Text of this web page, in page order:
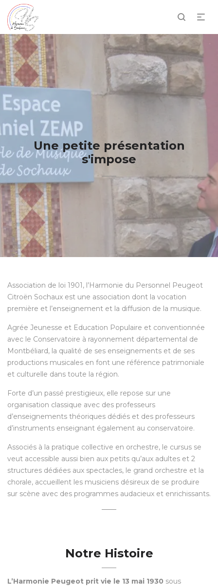
Une petite présentation
s'impose
Association de loi 1901, l’Harmonie du Personnel Peugeot
Citroën Sochaux est une association dont la vocation
première et l’enseignement et la diffusion de la musique.
Agrée Jeunesse et Education Populaire et conventionnée
avec le Conservatoire à rayonnement départemental de
Montbéliard, la qualité de ses enseignements et de ses
productions musicales en font une référence patrimoniale
et culturelle dans toute la région.
Forte d’un passé prestigieux, elle repose sur une
organisation classique avec des professeurs
d’enseignements théoriques dédiés et des professeurs
d’instruments enseignant également au conservatoire.
Associés à la pratique collective en orchestre, le cursus se
veut accessible aussi bien aux petits qu’aux adultes et 2
structures dédiées aux spectacles, le grand orchestre et la
chorale, accueillent les musiciens désireux de se produire
sur scène avec des programmes audacieux et enrichissants.
Notre Histoire
L’Harmonie Peugeot prit vie le 13 mai 1930 sous